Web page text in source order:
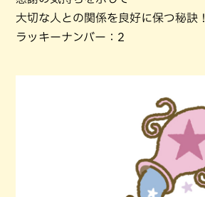
大切な人との関係を良好に保つ秘訣！
ラッキーナンバー：2